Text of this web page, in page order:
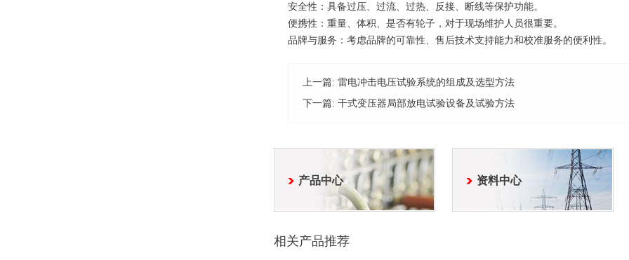
安全性：具备过压、过流、过热、反接、断线等保护功能。
便携性：重量、体积、是否有轮子，对于现场维护人员很重要。
品牌与服务：考虑品牌的可靠性、售后技术支持能力和校准服务的便利性。
上一篇: 雷电冲击电压试验系统的组成及选型方法
下一篇: 干式变压器局部放电试验设备及试验方法
产品中心 资料中心
相关产品推荐